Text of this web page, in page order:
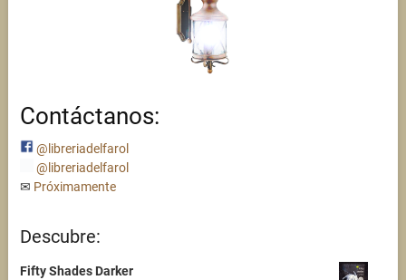
Contáctanos:
@libreriadelfarol
@libreriadelfarol
✉ Próximamente
Descubre:
Fifty Shades Darker